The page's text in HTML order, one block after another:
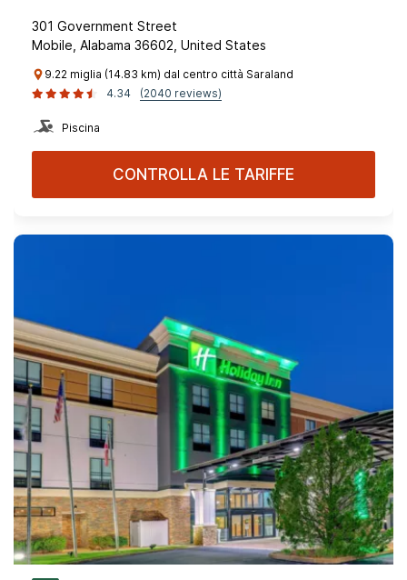
301 Government Street
Mobile, Alabama 36602, United States
9.22 miglia (14.83 km) dal centro città Saraland
4.34
(2040 reviews)
Piscina
CONTROLLA LE TARIFFE